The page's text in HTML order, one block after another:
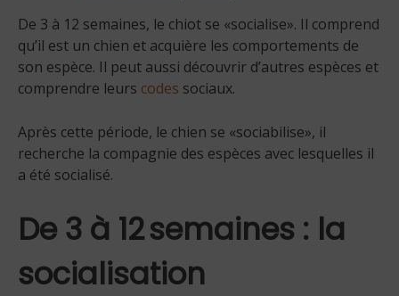
De 3 à 12 semaines, le chiot se «socialise». Il comprend
qu’il est un chien et acquière les comportements de
son espèce. Il peut aussi découvrir d’autres espèces et
comprendre leurs codes sociaux.
Après cette période, le chien se «sociabilise», il
recherche la compagnie des espèces avec lesquelles il
a été socialisé.
De 3 à 12 semaines : la
socialisation